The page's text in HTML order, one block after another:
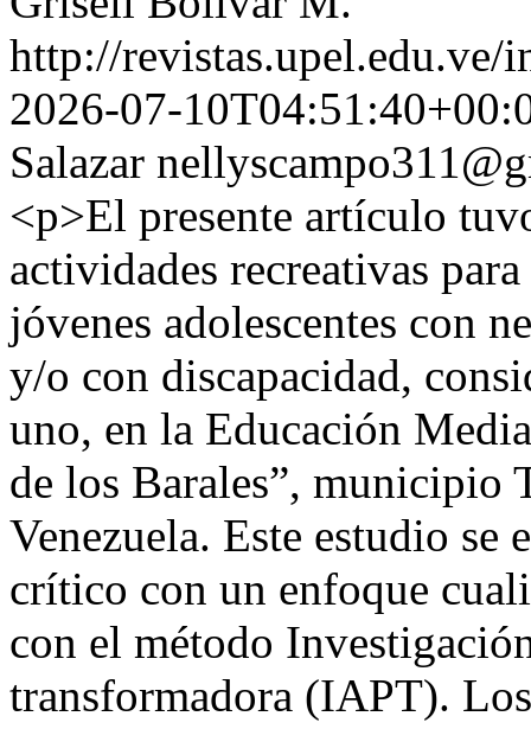
http://
2026-07-
Salazar
<p>El presente artículo
actividades recreativas
jóvenes adolescentes con
y/o con discapacidad,
uno, en la Educación
de los Barales”, municipio
Venezuela. Este estudio se
crítico con un enfoque
con el método
transformadora (IAPT).